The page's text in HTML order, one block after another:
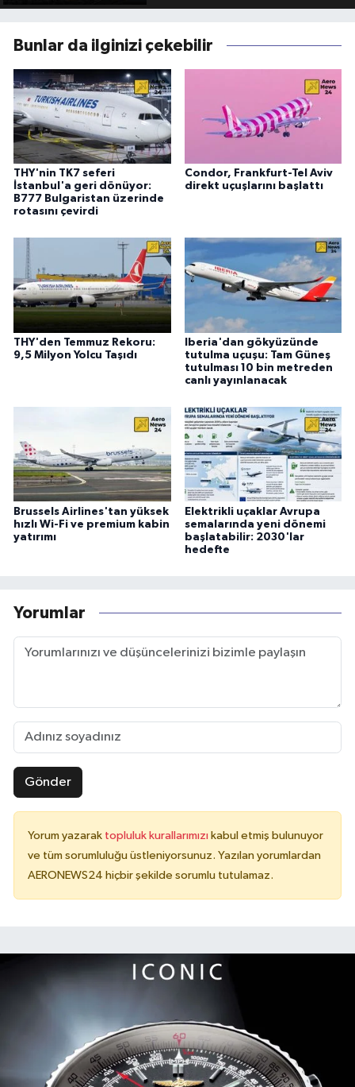
Bunlar da ilginizi çekebilir
THY'nin TK7 seferi
İstanbul'a geri dönüyor:
B777 Bulgaristan üzerinde
rotasını çevirdi
Condor, Frankfurt-Tel Aviv
direkt uçuşlarını başlattı
THY'den Temmuz Rekoru:
9,5 Milyon Yolcu Taşıdı
Iberia'dan gökyüzünde
tutulma uçuşu: Tam Güneş
tutulması 10 bin metreden
canlı yayınlanacak
Brussels Airlines'tan yüksek
hızlı Wi-Fi ve premium kabin
yatırımı
Elektrikli uçaklar Avrupa
semalarında yeni dönemi
başlatabilir: 2030'lar
hedefte
Yorumlar
Gönder
Yorum yazarak topluluk kurallarımızı kabul etmiş bulunuyor
ve tüm sorumluluğu üstleniyorsunuz. Yazılan yorumlardan
AERONEWS24 hiçbir şekilde sorumlu tutulamaz.